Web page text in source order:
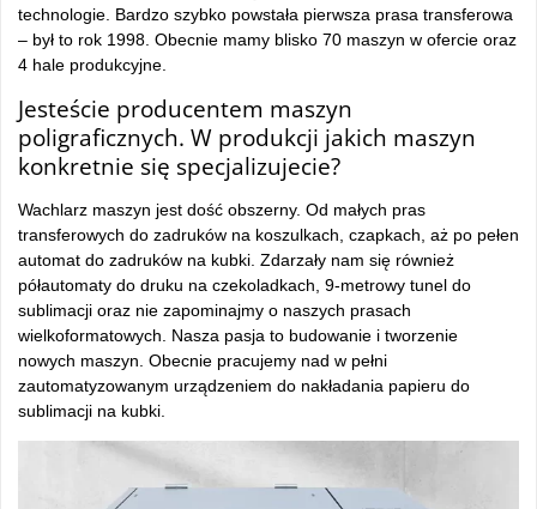
technologie. Bardzo szybko powstała pierwsza prasa transferowa
– był to rok 1998. Obecnie mamy blisko 70 maszyn w ofercie oraz
4 hale produkcyjne.
Jesteście producentem maszyn
poligraficznych. W produkcji jakich maszyn
konkretnie się specjalizujecie?
Wachlarz maszyn jest dość obszerny. Od małych pras
transferowych do zadruków na koszulkach, czapkach, aż po pełen
automat do zadruków na kubki. Zdarzały nam się również
półautomaty do druku na czekoladkach, 9-metrowy tunel do
sublimacji oraz nie zapominajmy o naszych prasach
wielkoformatowych. Nasza pasja to budowanie i tworzenie
nowych maszyn. Obecnie pracujemy nad w pełni
zautomatyzowanym urządzeniem do nakładania papieru do
sublimacji na kubki.